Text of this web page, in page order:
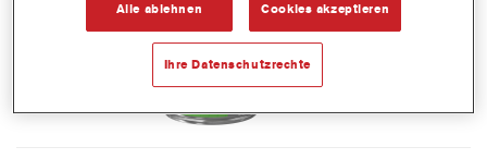
Alle ablehnen Cookies akzeptieren
Ihre Datenschutzrechte